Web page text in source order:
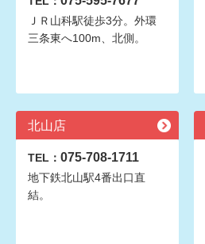
ＪＲ山科駅徒歩3分。外環
三条東へ100m、北側。
北山店
TEL： 075-708-1711
地下鉄北山駅4番出口直
結。